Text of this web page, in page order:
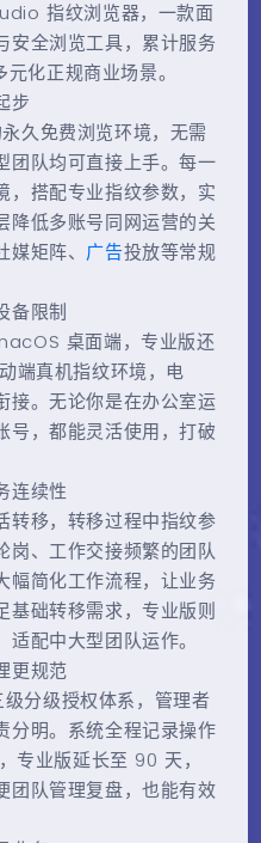
指纹浏览器，一款面
安全浏览工具，累计服务
化正规商业场景。
步
久免费浏览环境，无需
团队均可直接上手。每一
，搭配专业指纹参数，实
降低多账号同网运营的关
媒矩阵、广告投放等常规
备限制
桌面端，专业版还
端真机指纹环境，电
接。无论你是在办公室运
号，都能灵活使用，打破
连续性
转移，转移过程中指纹参
岗、工作交接频繁的团队
幅简化工作流程，让业务
基础转移需求，专业版则
配中大型团队运作。
更规范
级分级授权体系，管理者
分明。系统全程记录操作
专业版延长至 90 天，
团队管理复盘，也能有效